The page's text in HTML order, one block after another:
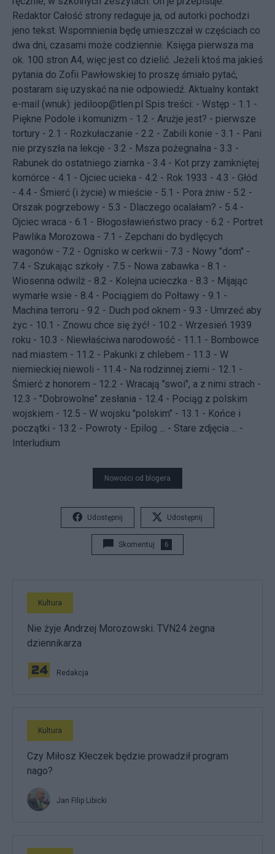
Redaktor Całość strony redaguje ja, od autorki pochodzi
jeno tekst. Wspomnienia będę umieszczał w częściach co
dwa dni, czasami może codziennie. Księga pierwsza ma
ok. 100 stron A4, więc jest co dzielić. Jeżeli ktoś ma jakieś
pytania do Zofii Pawłowskiej to proszę śmiało pytać,
postaram się uzyskać na nie odpowiedź. Aktualny kontakt
e-mail (wnuk): jediloop@tlen.pl Spis treści: - Wstęp - 1.1 -
Piękne Podole i komunizm - 1.2 - Arużje jest? - pierwsze
tortury - 2.1 - Rozkułaczanie - 2.2 - Zabili konie - 3.1 - Pani
nie przyszła na lekcje - 3.2 - Msza pożegnalna - 3.3 -
Rabunek do ostatniego ziarnka - 3.4 - Kot przy zamkniętej
komórce - 4.1 - Ojciec ucieka - 4.2 - Rok 1933 - 4.3 - Głód
- 4.4 - Śmierć (i życie) w mieście - 5.1 - Pora żniw - 5.2 -
Orszak pogrzebowy - 5.3 - Dlaczego ocalałam? - 5.4 -
Ojciec wraca - 6.1 - Błogosławieństwo pracy - 6.2 - Portret
Pawlika Morozowa - 7.1 - Zepchani do bydlęcych
wagonów - 7.2 - Ognisko w cerkwii - 7.3 - Nowy "dom" -
7.4 - Szukając szkoły - 7.5 - Nowa zabawka - 8.1 -
Wiosenna odwilż - 8.2 - Kolejna ucieczka - 8.3 - Mijając
wymarłe wsie - 8.4 - Pociągiem do Połtawy - 9.1 -
Machina terroru - 9.2 - Duch pod oknem - 9.3 - Umrzeć aby
życ - 10.1 - Znowu chce się żyć! - 10.2 - Wrzesień 1939
roku - 10.3 - Niewłaściwa narodowość - 11.1 - Bombowce
nad miastem - 11.2 - Pakunki z chlebem - 11.3 - W
niemieckiej niewoli - 11.4 - Na rodzinnej ziemi - 12.1 -
Śmierć z honorem - 12.2 - Wracają "swoi", a z nimi strach -
12.3 - "Dobrowolne" zesłania - 12.4 - Pociąg z polskim
wojskiem - 12.5 - W wojsku "polskim" - 13.1 - Końce i
początki - 13.2 - Powroty - Epilog ... - Stare zdjęcia ... -
Interludium
Nowości od blogera
Udostępnij Udostępnij
Skomentuj 6
Kultura
Nie żyje Andrzej Morozowski. TVN24 żegna
dziennikarza
Redakcja
Kultura
Czy Miłosz Kłeczek będzie prowadził program
nago?
Jan Filip Libicki